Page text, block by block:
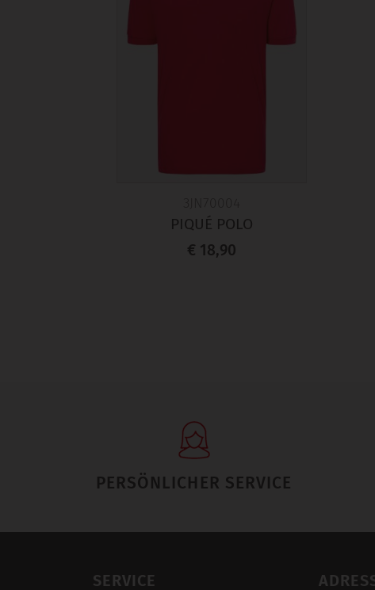
PIQUÉ POLO
€ 18,90
PERSÖNLICHER SERVICE
SERVICE